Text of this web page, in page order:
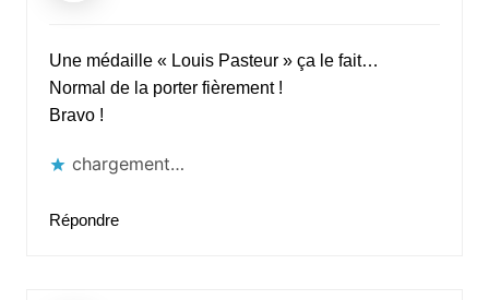
Une médaille « Louis Pasteur » ça le fait…
Normal de la porter fièrement !
Bravo !
chargement…
Répondre